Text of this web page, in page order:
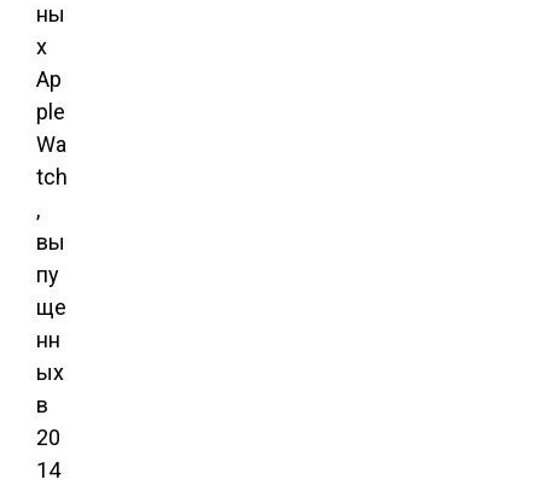
ны
х
Ap
ple
Wa
tch
,
вы
пу
ще
нн
ых
в
20
14